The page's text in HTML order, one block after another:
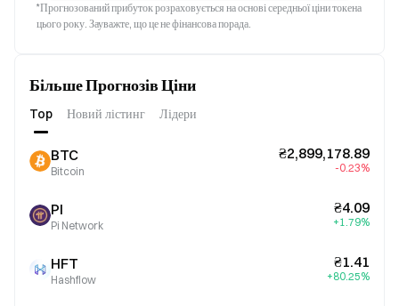
*Прогнозований прибуток розраховується на основі середньої ціни токена
цього року. Зауважте, що це не фінансова порада.
Більше Прогнозів Ціни
Top Новий лістинг Лідери
BTC
Bitcoin
₴2,899,178.89
-0.23%
PI
Pi Network
₴4.09
+1.79%
HFT
Hashflow
₴1.41
+80.25%